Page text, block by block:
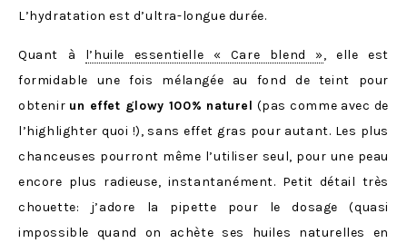
L’hydratation est d’ultra-longue durée.
Quant à l’huile essentielle « Care blend », elle est
formidable une fois mélangée au fond de teint pour
obtenir un effet glowy 100% naturel (pas comme avec de
l’highlighter quoi !), sans effet gras pour autant. Les plus
chanceuses pourront même l’utiliser seul, pour une peau
encore plus radieuse, instantanément. Petit détail très
chouette: j’adore la pipette pour le dosage (quasi
impossible quand on achète ses huiles naturelles en